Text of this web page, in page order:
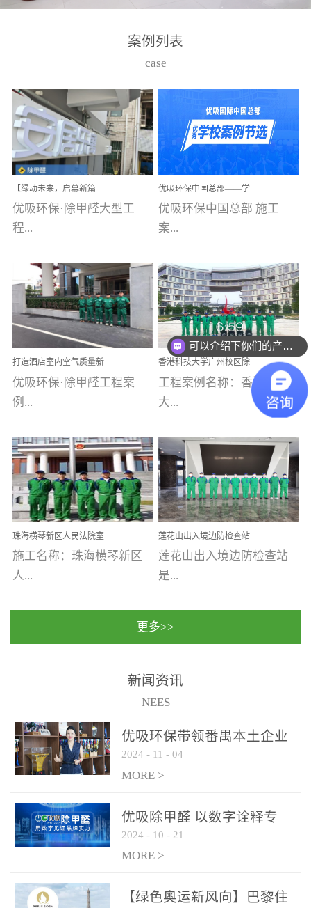
高技能的团队。汇聚了众
取得了多项产品技术专利
和多项国家版权局著作
权，获得高新技术企业称
号。生产优势自主生产自
给自足，优吸公司于2015
在广州番禺区成功建立产
品线生产基地，工厂拥有
自动化生产设备和成熟的
选择源头源材料、严控产
品质量，我们每一批的生
产产品都经过严格的质检
程序；生产车间为优吸总
部和全国分支机构生产光
触媒、净醛王、祛味剂等
优吸系列产品，保质保量
完成生产任务，确保全国
求。资质优势团队优势分
支优势优吸环保是一棵正
茁壮成长的树，只要我们
人人都爱护她、珍惜她、
她将越来越枝繁叶茂，终
将会成为一棵参天大树！
优吸环保截止2020年拥有
全国600家网点分支机构。
案例列表
case
【绿动未来，启幕新篇
章】优吸环保中标深圳安
居乐寓，超大型工装室内
空气治理项目顺利启航，
优吸环保·除甲醛大型工
程...
案例【深圳安居乐寓】室
内空气治理项目深圳安居
乐寓 深圳市安居乐寓
为深圳安居集团旗下城...
优吸环保中国总部——学
校施工案例(节选)
优吸环保中国总部 施工
案...
例(学校工装节选)广州南沙
小学(珠江湾校区)项目地
址：广州市南沙区海滨路
南沙珠江湾江门市蓬江区
禾...
打造酒店室内空气质量新
标杆——优吸环保·标杆之
作：东莞美豪雅致酒店室
内空气治理工程纪实
优吸环保·除甲醛工程案
例...
【东莞美豪雅致酒店】室
内空气治理项目东莞美豪
雅致酒店 东莞美豪雅
致酒店是为中高端人士...
香港科技大学广州校区除
甲醛项目圆满完成
工程案例名称：香港科技
大...
学广州校区室内空气治
理 工程案例地址：广
州南沙区·香港科技大学(广
州)校区 工程案...
珠海横琴新区人民法院室
内除甲醛空气治理项目
施工名称：珠海横琴新区
人...
民法院室内除甲醛空气治
保施工日期：2020年1月珠
莲花山出入境边防检查站
室内除甲醛空气治理项目
莲花山出入境边防检查站
是...
国家通过设在对外开放口
（及各出入境边防检查
更多>>
新闻资讯
NEES
优吸环保带领番禺本​土企业
勇敢破局向“新”
2024 - 11 - 04
MORE >
优吸除甲醛 以数字诠释专
业，尽显除醛品牌实力！
2024 - 10 - 21
MORE >
【绿色奥运新风向】巴黎住
可以介绍下你们的产品么